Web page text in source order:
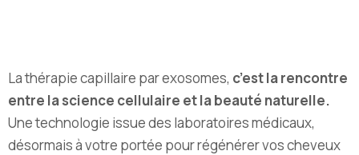
La thérapie capillaire par exosomes, c’est la rencontre
entre la science cellulaire et la beauté naturelle.
Une technologie issue des laboratoires médicaux,
désormais à votre portée pour régénérer vos cheveux